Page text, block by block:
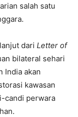
salah satu
dari Letter of
bilateral sehari
India akan
kawasan
candi perwara